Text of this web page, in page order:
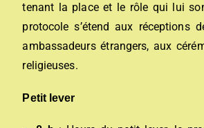
tenant la place et le rôle qui lui
protocole s’étend aux réceptions
ambassadeurs étrangers, aux
religieuses.
Petit lever